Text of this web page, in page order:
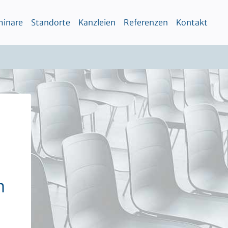
Standorte Kanzleien Referenzen Kontakt